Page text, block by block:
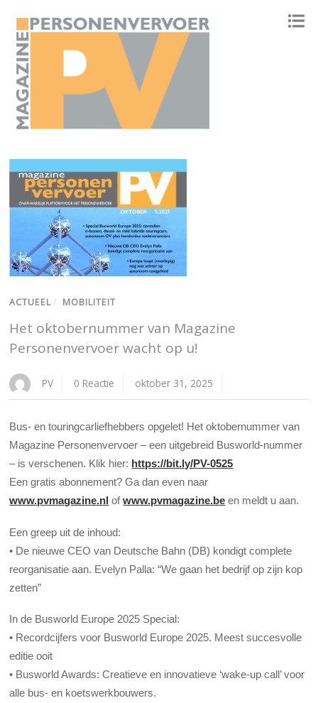
ACTUEEL / MOBILITEIT
Het oktobernummer van Magazine
Personenvervoer wacht op u!
PV 0 Reactie oktober 31, 2025
Bus- en touringcarliefhebbers opgelet! Het oktobernummer van
Magazine Personenvervoer – een uitgebreid Busworld-nummer
– is verschenen. Klik hier: https://bit.ly/PV-0525
Een gratis abonnement? Ga dan even naar
www.pvmagazine.nl ofwww.pvmagazine.be en meldt u aan.
Een greep uit de inhoud:
• De nieuwe CEO van Deutsche Bahn (DB) kondigt complete
reorganisatie aan. Evelyn Palla: “We gaan het bedrijf op zijn kop
zetten”
In de Busworld Europe 2025 Special:
• Recordcijfers voor Busworld Europe 2025. Meest succesvolle
editie ooit
• Busworld Awards: Creatieve en innovatieve ‘wake-up call’ voor
alle bus- en koetswerkbouwers.